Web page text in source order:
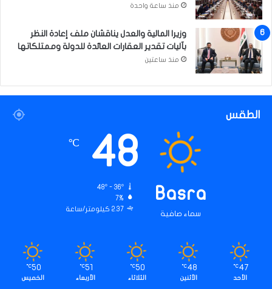
منذ ساعة واحدة
وزيرا المالية والعدل يناقشان ملف إعادة النظر
بآليات تقدير العقارات العائدة للدولة وممتلكاتها
منذ ساعتين
الطقس
Basra
سماء صافية
48
℃
48º - 36º
7%
2.37 كيلومتر/ساعة
47
℃
الأحد
48
℃
الأثنين
50
℃
الثلاثاء
51
℃
الأربعاء
50
℃
الخميس